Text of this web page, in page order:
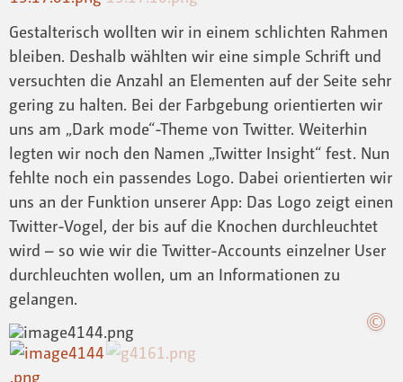
Gestalterisch wollten wir in einem schlichten Rahmen
bleiben. Deshalb wählten wir eine simple Schrift und
versuchten die Anzahl an Elementen auf der Seite sehr
gering zu halten. Bei der Farbgebung orientierten wir
uns am „Dark mode“-Theme von Twitter. Weiterhin
legten wir noch den Namen „Twitter Insight“ fest. Nun
fehlte noch ein passendes Logo. Dabei orientierten wir
uns an der Funktion unserer App: Das Logo zeigt einen
Twitter-Vogel, der bis auf die Knochen durchleuchtet
wird – so wie wir die Twitter-Accounts einzelner User
durchleuchten wollen, um an Informationen zu
gelangen.